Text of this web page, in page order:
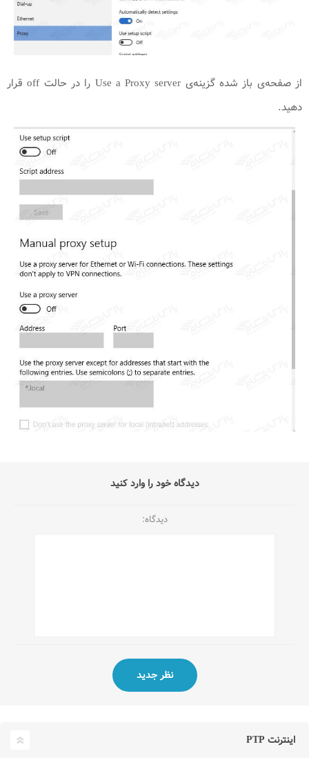
از صفحه‌ی باز شده گزینه‌ی Use a Proxy server را در حالت off قرار
دهید.
دیدگاه خود را وارد کنید
دیدگاه:
اینترنت PTP